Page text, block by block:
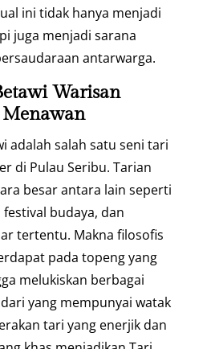
ini tidak hanya menjadi
juga menjadi sarana
antarwarga.
Warisan
adalah salah satu seni tari
di Pulau Seribu. Tarian
besar antara lain seperti
budaya, dan
tertentu. Makna filosofis
pada topeng yang
melukiskan berbagai
yang mempunyai watak
tari yang enerjik dan